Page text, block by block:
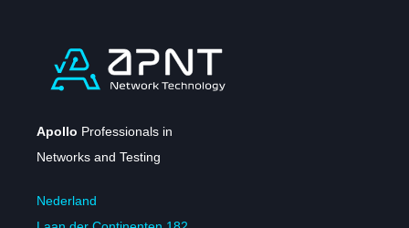
Apollo Professionals in
Networks and Testing
Nederland